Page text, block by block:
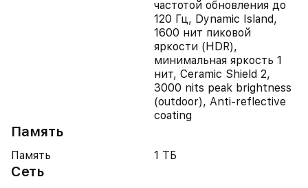
частотой обновления до
120 Гц, Dynamic Island,
1600 нит пиковой
яркости (HDR),
минимальная яркость 1
нит, Ceramic Shield 2,
3000 nits peak brightness
(outdoor), Anti-reflective
coating
Память
Память 1 ТБ
Сеть